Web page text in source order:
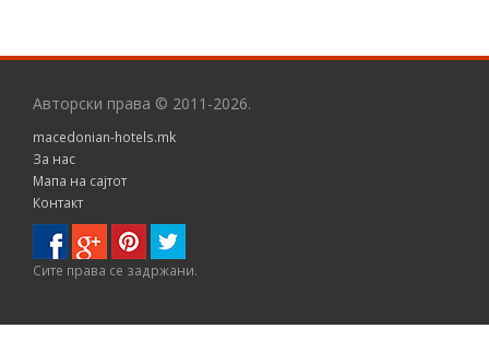
Авторски права © 2011-2026.
macedonian-hotels.mk
За нас
Мапа на сајтот
Контакт
Сите правa се задржани.